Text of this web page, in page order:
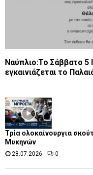
Ναύπλιο:Το Σάββατο 5
εγκαινιάζεται το
Τρία ολοκαίνουργια
Μυκηνών
28.07.2026 0